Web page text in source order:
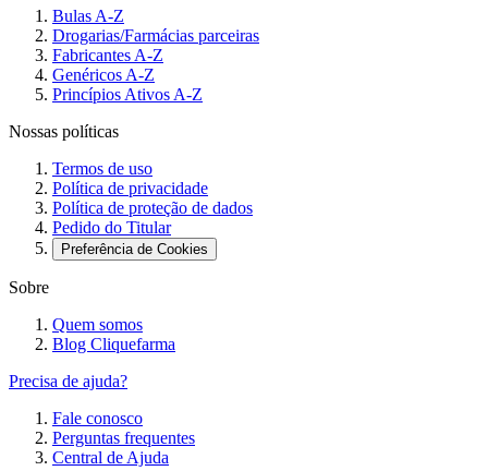
Bulas A-Z
Drogarias/Farmácias parceiras
Fabricantes A-Z
Genéricos A-Z
Princípios Ativos A-Z
Nossas políticas
Termos de uso
Política de privacidade
Política de proteção de dados
Pedido do Titular
Preferência de Cookies
Sobre
Quem somos
Blog Cliquefarma
Precisa de ajuda?
Fale conosco
Perguntas frequentes
Central de Ajuda